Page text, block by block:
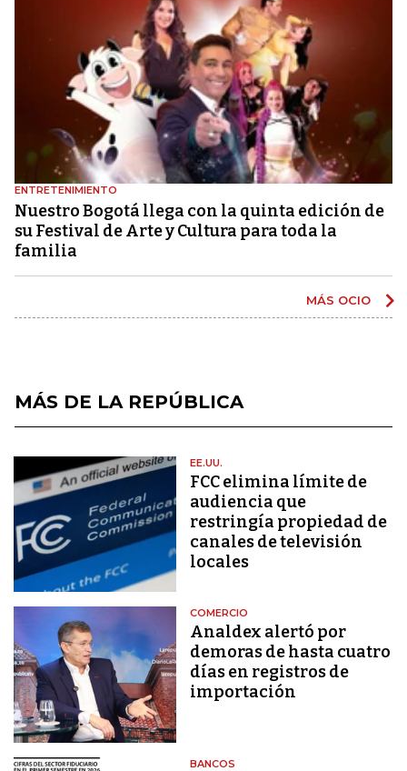
ENTRETENIMIENTO
Nuestro Bogotá llega con la quinta edición de
su Festival de Arte y Cultura para toda la
familia
MÁS OCIO
MÁS DE LA REPÚBLICA
EE.UU.
FCC elimina límite de
audiencia que
restringía propiedad de
canales de televisión
locales
COMERCIO
Analdex alertó por
demoras de hasta cuatro
días en registros de
importación
BANCOS